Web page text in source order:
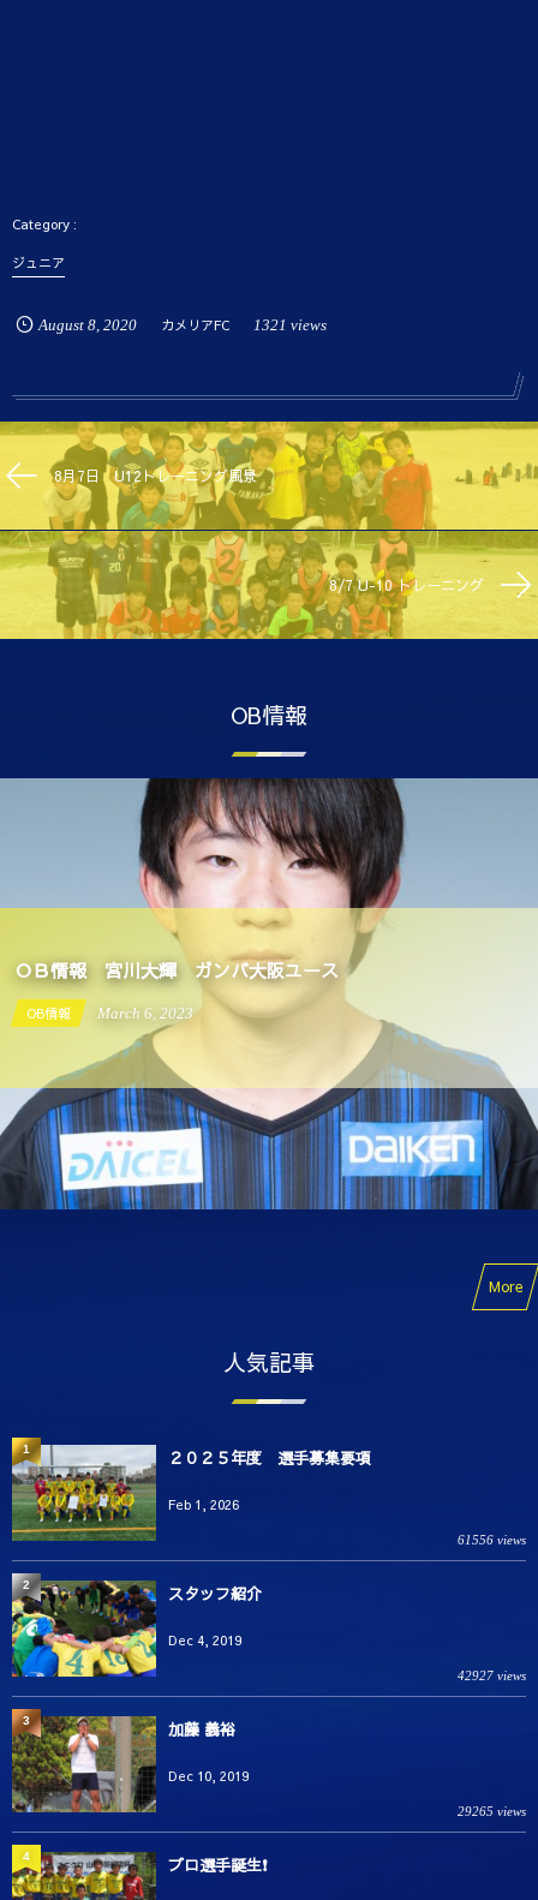
ジュニア
August 8, 2020 カメリアFC 1321 views
8月7日 U12トレーニング風景
8/7 U-10 トレーニング
OB情報
ＯＢ情報 宮川大輝 ガンバ大阪ユース
OB情報 March 6 2023
More
人気記事
２０２５年度 選手募集要項
Feb 1, 2026
61556 views
1
スタッフ紹介
Dec 4, 2019
42927 views
2
加藤 義裕
Dec 10, 2019
29265 views
3
プロ選手誕生❗️
4